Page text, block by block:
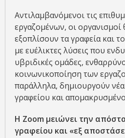
Αντιλαμβανόμενοι τις
εργαζομένων, οι οργανισμοί
εξοπλίσουν τα γραφεία και
με ευέλικτες λύσεις που
υβριδικές ομάδες,
κοινωνικοποίηση των
παράλληλα, δημιουργούν
γραφείου και
Η Zoom μειώνει την
γραφείου και «εξ